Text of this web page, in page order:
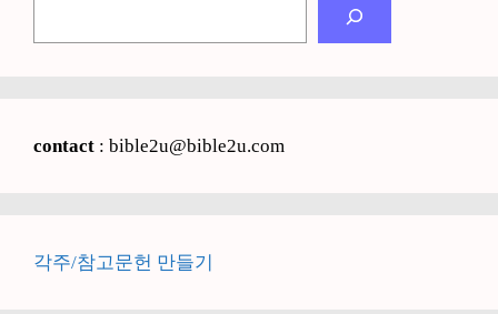
contact : bible2u@bible2u.com
각주/참고문헌 만들기